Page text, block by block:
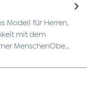
Modell für Herren,
mit dem
MenschenObe…